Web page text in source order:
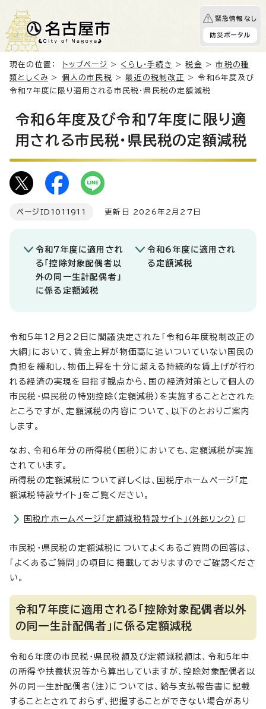
緊急情報なし
防災ポータル
現在の位置： トップページ > くらし・手続き >税金 >市税の種
類としくみ > 個人の市民税 >最近の税制改正
> 令和6年度及び
令和7年度に限り適用される市民税・県民税の定額減税
令和6年度及び令和7年度に限り適
用される市民税・県民税の定額減税
ページID 1011911 更新日 2026年2月27日
令和7年度に適用され
る「控除対象配偶者以
外の同一生計配偶者」
に係る定額減税
令和6年度に適用され
る定額減税
令和5年12月22日に閣議決定された「令和6年度税制改正の
大綱」において、賃金上昇が物価高に追いついていない国民の
負担を緩和し、物価上昇を十分に超える持続的な賃上げが行わ
れる経済の実現を目指す観点から、国の経済対策として個人の
市民税・県民税の特別控除（定額減税）を実施することとされた
ところですが、定額減税の内容について、以下のとおりご案内
します。
なお、令和6年分の所得税（国税）においても、定額減税が実施
されています。
所得税の定額減税について詳しくは、国税庁ホームページ「定
額減税特設サイト」をご覧ください。
国税庁ホームページ「定額減税特設サイト」 （外部リンク）
市民税・県民税の定額減税についてよくあるご質問の回答は、
「よくあるご質問」の項目に掲載しておりますのでご確認くださ
い。
令和7年度に適用される「控除対象配偶者以外
の同一生計配偶者」に係る定額減税
令和6年度の市民税・県民税額及び定額減税額は、令和5年中
の所得や扶養状況等から算出していますが、控除対象配偶者以
外の同一生計配偶者（注）については、給与支払報告書に記載
することとされておらず、把握することができない場合があり